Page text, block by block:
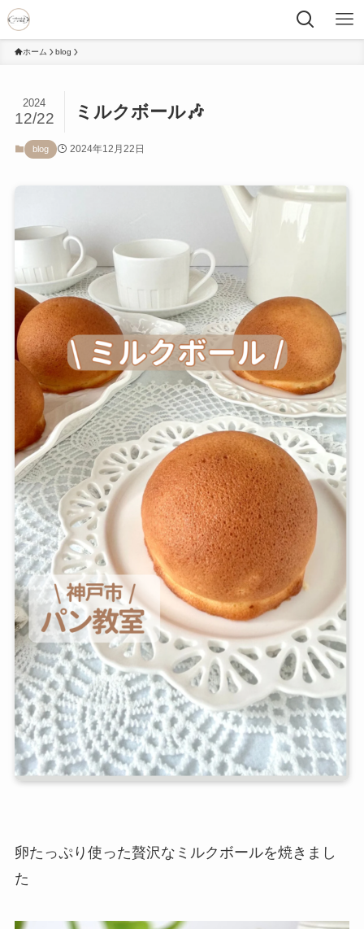
ホーム blog
ミルクボール🎶
2024
12/22
blog 2024年12月22日
卵たっぷり使った贅沢なミルクボールを焼きまし
た